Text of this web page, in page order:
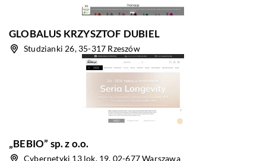
GLOBALUS KRZYSZTOF DUBIEL
Studzianki 26, 35-317 Rzeszów
„BEBIO” sp. z o.o.
Cybernetyki 13 lok. 19, 02-677 Warszawa